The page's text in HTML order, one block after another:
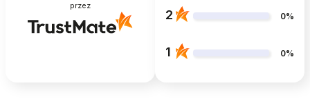
przez
2 0%
1 0%